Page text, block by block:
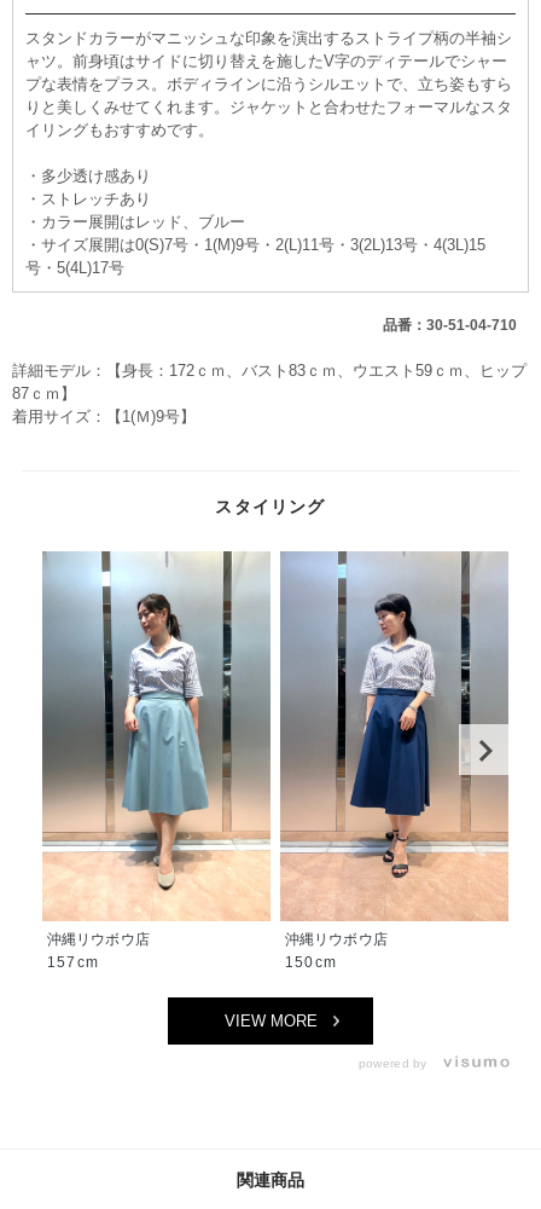
スタンドカラーがマニッシュな印象を演出するストライプ柄の半袖シ
ャツ。前身頃はサイドに切り替えを施したV字のディテールでシャー
プな表情をプラス。ボディラインに沿うシルエットで、立ち姿もすら
りと美しくみせてくれます。ジャケットと合わせたフォーマルなスタ
イリングもおすすめです。
・多少透け感あり
・ストレッチあり
・カラー展開はレッド、ブルー
・サイズ展開は0(S)7号・1(M)9号・2(L)11号・3(2L)13号・4(3L)15
号・5(4L)17号
品番：30-51-04-710
詳細モデル：【身長：172ｃｍ、バスト83ｃｍ、ウエスト59ｃｍ、ヒップ
87ｃｍ】
着用サイズ：【1(Ｍ)9号】
スタイリング
沖縄リウボウ店
157cm
沖縄リウボウ店
150cm
VIEW MORE
powered by
関連商品